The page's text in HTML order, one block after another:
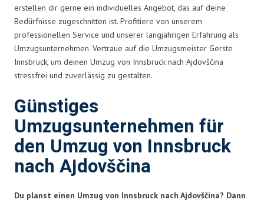
erstellen dir gerne ein individuelles Angebot, das auf deine
Bedürfnisse zugeschnitten ist. Profitiere von unserem
professionellen Service und unserer langjährigen Erfahrung als
Umzugsunternehmen. Vertraue auf die Umzugsmeister Gerste
Innsbruck, um deinen Umzug von Innsbruck nach Ajdovščina
stressfrei und zuverlässig zu gestalten.
Günstiges
Umzugsunternehmen für
den Umzug von Innsbruck
nach Ajdovščina
Du planst einen Umzug von Innsbruck nach Ajdovščina? Dann